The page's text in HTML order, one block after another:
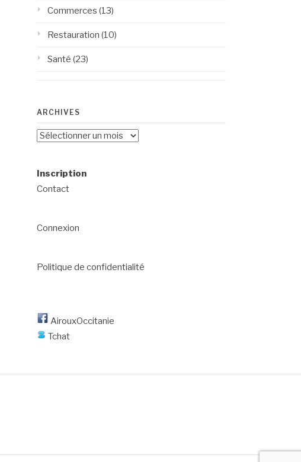
Commerces (13)
Restauration (10)
Santé (23)
ARCHIVES
Archives
Inscription
Contact
Connexion
Politique de confidentialité
AirouxOccitanie
Tchat